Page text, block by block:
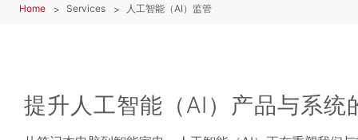
Home Services 人工智能（AI）监管
提升人工智能（AI）产品与系统